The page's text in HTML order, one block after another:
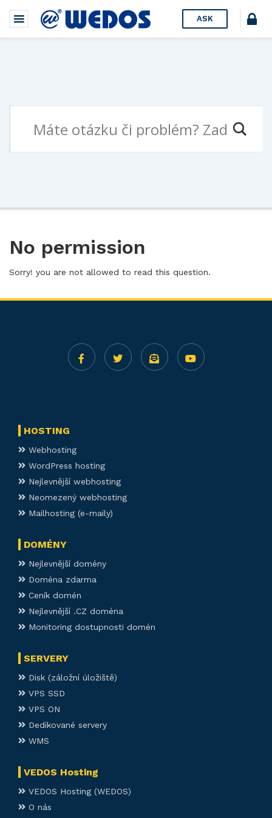
ASK
No permission
Sorry! you are not allowed to read this question.
HOSTING
Webhosting
WordPress hosting
Nejlevnější webhosting
Neomezený webhosting
Mailhosting (e-maily)
DOMÉNY
Nejlevnější domény
Doména zdarma
Ceník domén
Nejlevnější .CZ doména
Monitoring dostupnosti domén
SERVERY
Disk (záložní úložiště)
VPS SSD
VPS ON
Dedikované servery
WMS
VEDOS Hosting
VEDOS Hosting (WEDOS)
O nás